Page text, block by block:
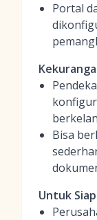
Portal
Bisa
Untuk